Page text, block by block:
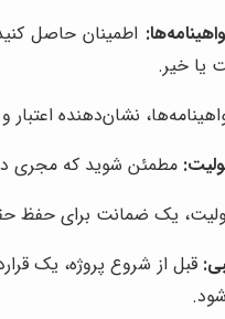
اطمینان حاصل
یا خیر.
نشان‌دهنده
مطمئن شوید که مجری
یک ضمانت برای حفظ
قبل از شروع پروژه، یک